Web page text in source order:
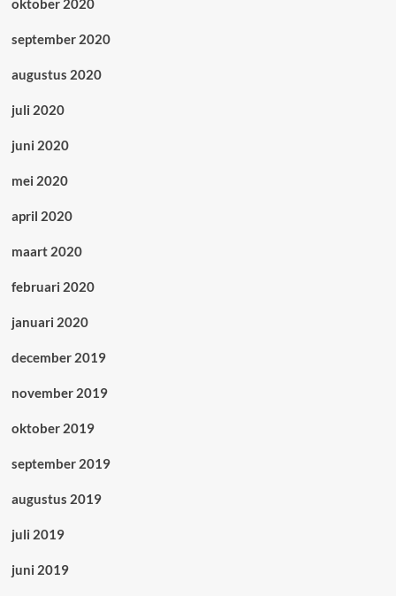
oktober 2020
september 2020
augustus 2020
juli 2020
juni 2020
mei 2020
april 2020
maart 2020
februari 2020
januari 2020
december 2019
november 2019
oktober 2019
september 2019
augustus 2019
juli 2019
juni 2019